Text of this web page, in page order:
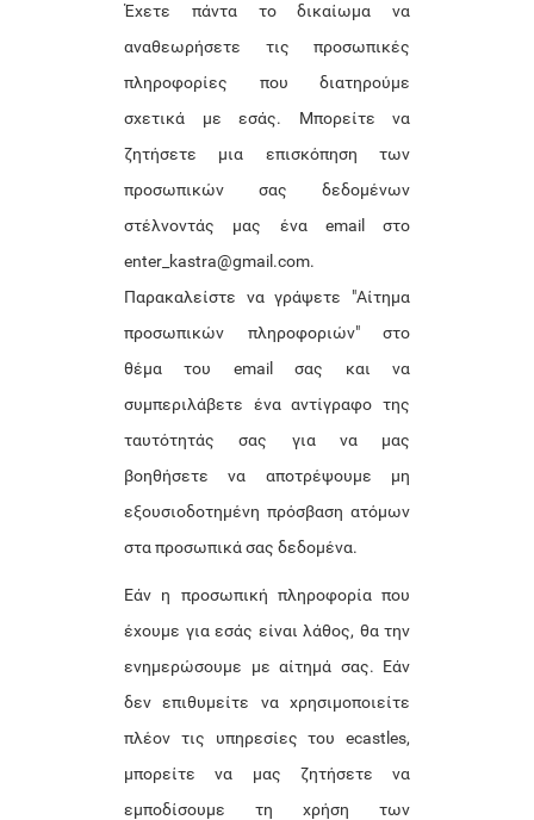
Έχετε πάντα το δικαίωμα να
αναθεωρήσετε τις προσωπικές
πληροφορίες που διατηρούμε
σχετικά με εσάς. Μπορείτε να
ζητήσετε μια επισκόπηση των
προσωπικών σας δεδομένων
στέλνοντάς μας ένα email στο
enter_kastra@gmail.com.
Παρακαλείστε να γράψετε "Αίτημα
προσωπικών πληροφοριών" στο
θέμα του email σας και να
συμπεριλάβετε ένα αντίγραφο της
ταυτότητάς σας για να μας
βοηθήσετε να αποτρέψουμε μη
εξουσιοδοτημένη πρόσβαση ατόμων
στα προσωπικά σας δεδομένα.
Εάν η προσωπική πληροφορία που
έχουμε για εσάς είναι λάθος, θα την
ενημερώσουμε με αίτημά σας. Εάν
δεν επιθυμείτε να χρησιμοποιείτε
πλέον τις υπηρεσίες του ecastles,
μπορείτε να μας ζητήσετε να
εμποδίσουμε τη χρήση των